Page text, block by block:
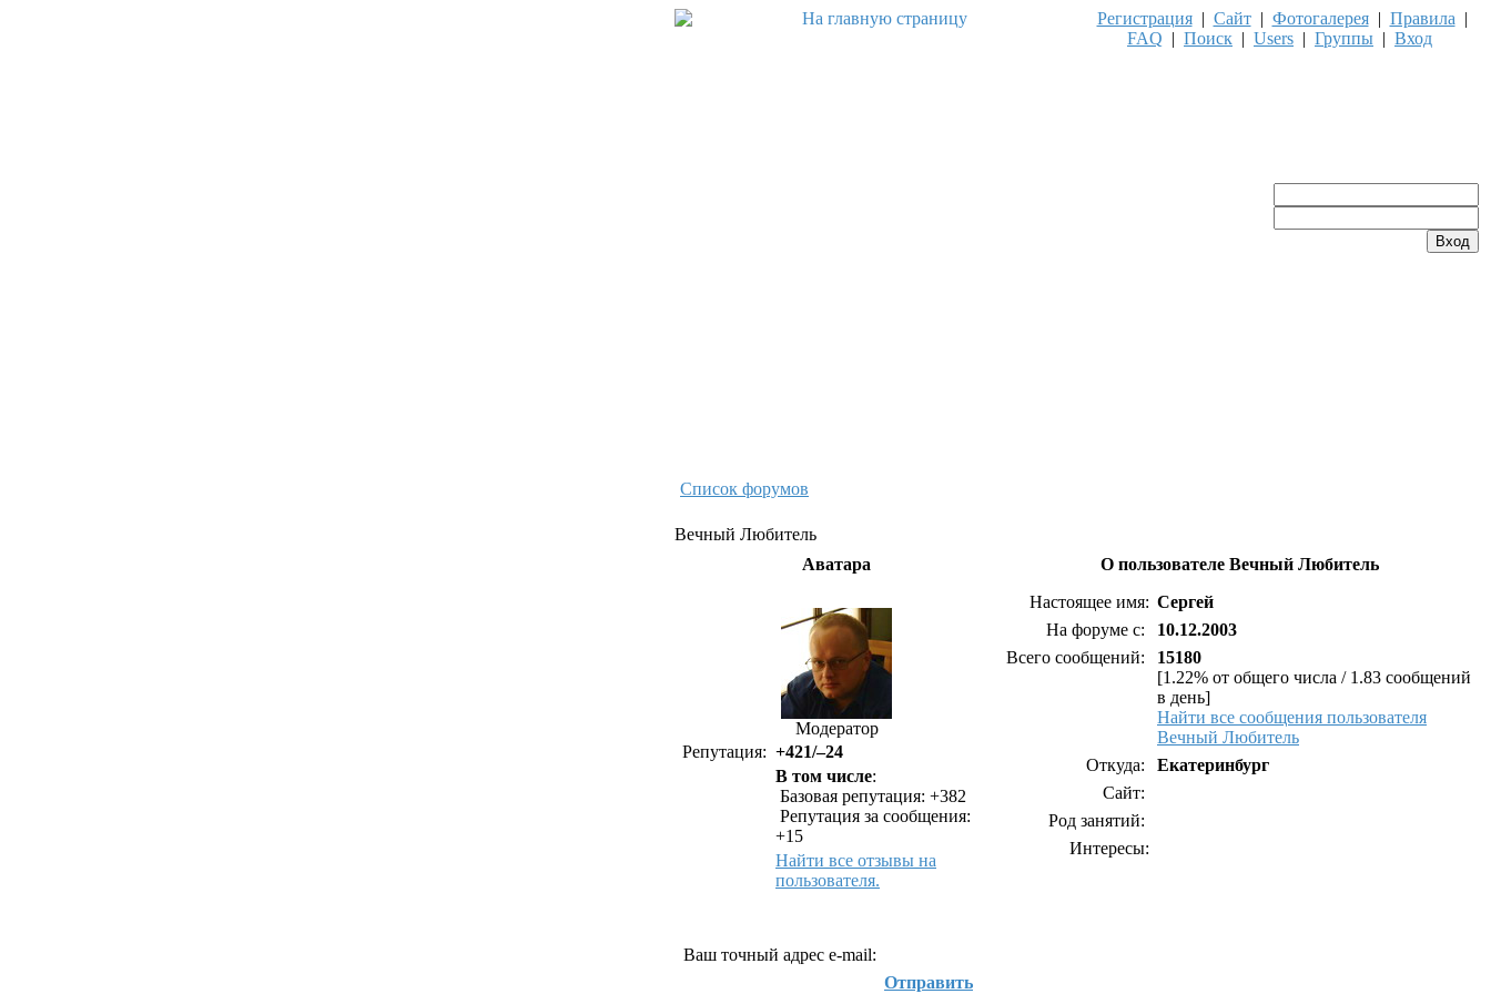
Регистрация| Сайт| Фотогалерея| Правила |
FAQ | Поиск | Users | Группы | Вход
Список форумов
Вечный Любитель
Аватара
О пользователе Вечный Любитель
Модератор
Репутация: +421/–24
В том числе:
Базовая репутация: +382
Репутация за сообщения:
+15
Найти все отзывы на
пользователя.
Настоящее имя: Сергей
На форуме с:
10.12.2003
Всего сообщений:
15180
[1.22% от общего числа / 1.83 сообщений
в день]
Найти все сообщения пользователя
Вечный Любитель
Откуда:
Екатеринбург
Сайт:
Род занятий:
Интересы:
Ваш точный адрес e-mail:
Отправить